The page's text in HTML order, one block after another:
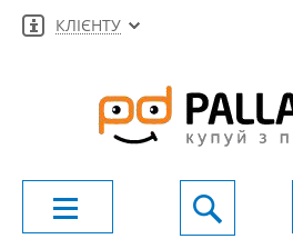
КЛІЄНТУ